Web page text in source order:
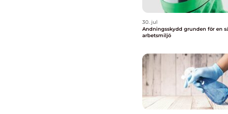
30. jul
Andningsskydd grunden för en säker
arbetsmiljö